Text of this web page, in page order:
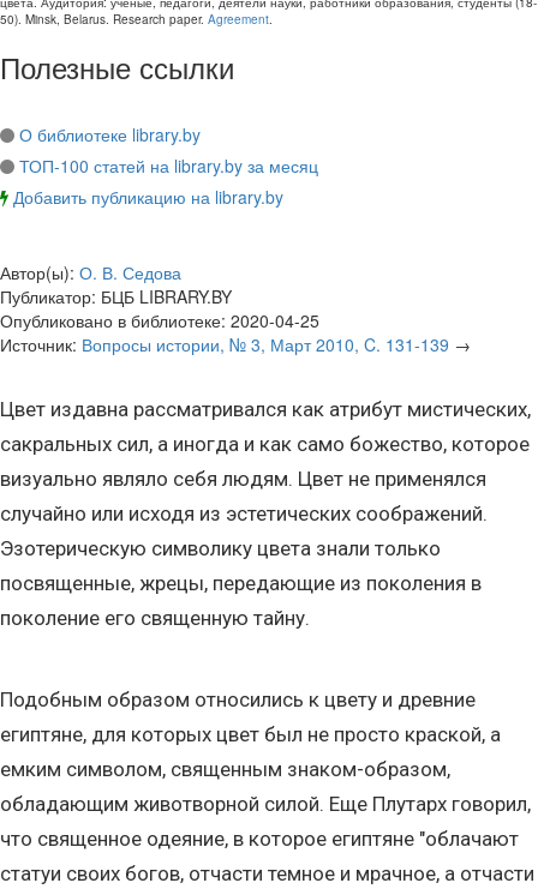
50). Minsk, Belarus. Research paper. Agreement.
Полезные ссылки
О библиотеке library.by
ТОП-100 статей на library.by за месяц
Добавить публикацию на library.by
Автор(ы): О. В. Седова
Публикатор: БЦБ LIBRARY.BY
Опубликовано в библиотеке: 2020-04-25
Источник: Вопросы истории, № 3, Март 2010, C. 131-139 →
Цвет издавна рассматривался как атрибут мистических,
сакральных сил, а иногда и как само божество, которое
визуально являло себя людям. Цвет не применялся
случайно или исходя из эстетических соображений.
Эзотерическую символику цвета знали только
посвященные, жрецы, передающие из поколения в
поколение его священную тайну.
Подобным образом относились к цвету и древние
египтяне, для которых цвет был не просто краской, а
емким символом, священным знаком-образом,
обладающим животворной силой. Еще Плутарх говорил,
что священное одеяние, в которое египтяне "облачают
статуи своих богов, отчасти темное и мрачное, а отчасти